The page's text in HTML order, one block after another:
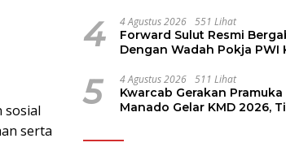
sosial
serta
Dikmen Nasional 2026
4 4 Agustus 2026 551 Lihat
Forward Sulut Resmi
Dengan Wadah Pokja PWI
5 4 Agustus 2026 511 Lihat
Kwarcab Gerakan Pramuka
Manado Gelar KMD 2026,
Pramuka